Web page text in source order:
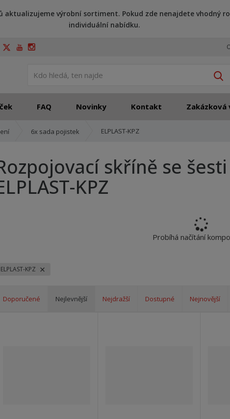
výrobní sortiment. Pokud zde nenajdete vhodný
individuální nabídku.
FAQ Novinky Kontakt Zakázková
6x sada pojistek ELPLAST-KPZ
skříně se
KPZ
Probíhá načítání
ELPLAST-KPZ
Doporučené Nejlevnější Nejdražší Dostupné Nejnovější